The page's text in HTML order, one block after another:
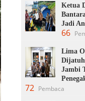
Ketua
Jadi
66
Lima
Jambi
72 Pembaca